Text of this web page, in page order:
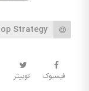
Strategy
فیسبوک توییتر